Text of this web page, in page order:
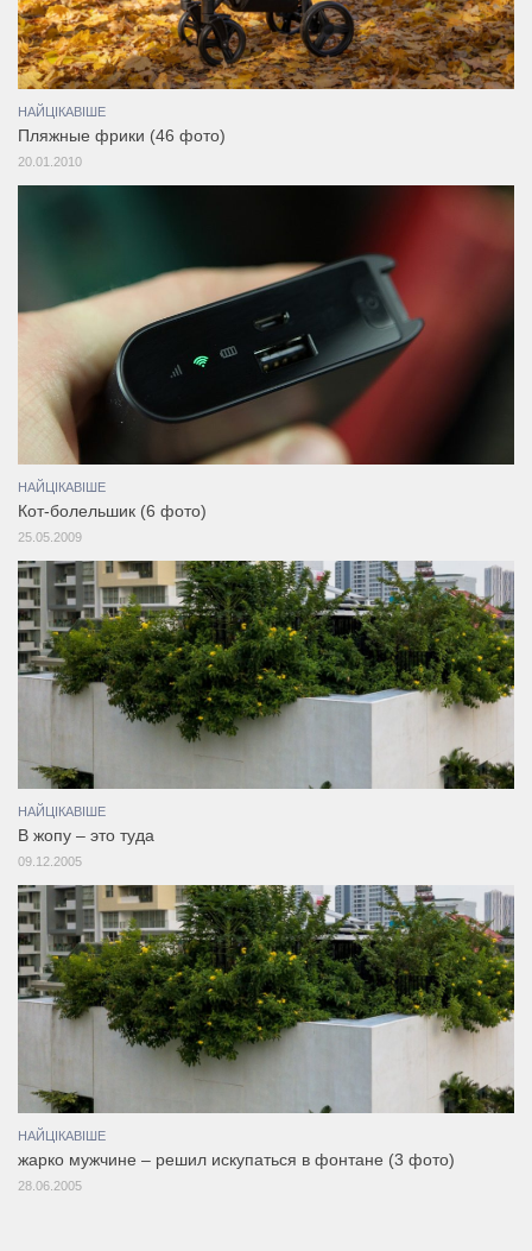
НАЙЦІКАВІШЕ
Пляжные фрики (46 фото)
20.01.2010
НАЙЦІКАВІШЕ
Кот-болельшик (6 фото)
25.05.2009
НАЙЦІКАВІШЕ
В жопу – это туда
09.12.2005
НАЙЦІКАВІШЕ
жарко мужчине – решил искупаться в фонтане (3 фото)
28.06.2005